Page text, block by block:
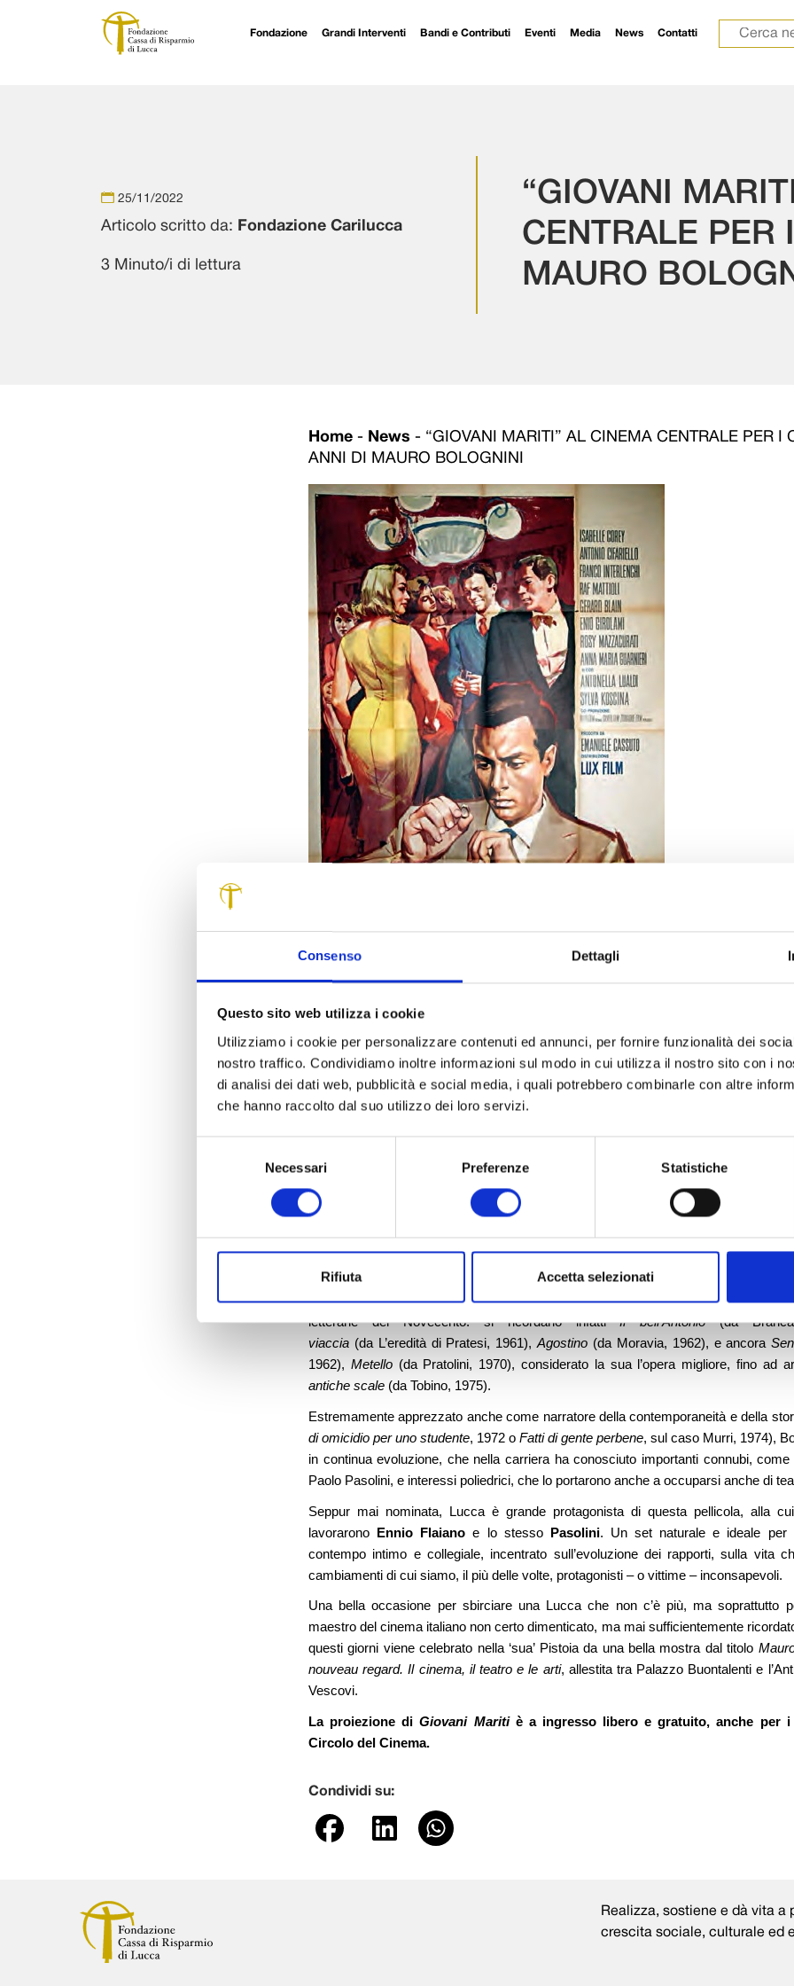
Consenso Dettagli
Questo sito web utilizza i cookie
Utilizziamo i cookie per personalizzare contenuti ed annunci, per fornire funzionalità dei
nostro traffico. Condividiamo inoltre informazioni sul modo in cui utilizza il nostro sito con i
di analisi dei dati web, pubblicità e social media, i quali potrebbero combinarle con altre
che hanno raccolto dal suo utilizzo dei loro servizi.
Necessari Preferenze Statistiche
Rifiuta Accetta selezionati
Navigazione principale
Fondazione Grandi Interventi Bandi e Contributi Eventi Media News Contatti Ricerca
25/11/2022
Articolo scritto da: Fondazione Carilucca
3 Minuto/i di lettura
“GIOVANI
CENTRALE PER
MAURO
Home - News - “GIOVANI MARITI” AL CINEMA CENTRALE PER I
ANNI DI MAURO BOLOGNINI
In una Lucca di fine anni Cinquanta incontriamo Antonio, Ettore, Franco, Giulio e
quattro amici inseparabili protagonisti del film
Giovani mariti
che verrà proiettato
giovedì 1 dicembre al Cinema Centrale
, alle ore 21, per celebrare i 100 anni dalla
regista, il pistoiese
Mauro Bolognini
La pellicola, datata 1958, che si aggiudicò tra l’altro al Festival di Cannes di
la miglior sceneggiatura, è un ritratto malinconico dell’evoluzione dei rapporti tra
semplice riconoscere gli scorci di Lucca.
L’evento, nato da un’idea del Professor in collaborazione
in sala un film decisamente singolare, in cui Bolognini si avventura al di fuori della
“comfort zone”.
Il regista è infatti per lo più ricordato per aver ‘tradotto’ abilmente sul grande
letterarie del Novecento: si ricordano infattiIl bell’Antonio(da
viaccia (da L’eredità di Pratesi, 1961),Agostino (da Moravia, 1962), e ancora
1962), Metello(da Pratolini, 1970), considerato la sua l’opera migliore, fino ad
antiche scale (da Tobino, 1975).
Estremamente apprezzato anche come narratore della contemporaneità e della
di omicidio per uno studente, 1972 o Fatti di gente perbene, sul caso Murri, 1974),
in continua evoluzione, che nella carriera ha conosciuto importanti connubi,
Paolo Pasolini, e interessi poliedrici, che lo portarono anche a occuparsi anche di
Seppur mai nominata, Lucca è grande protagonista di questa pellicola, alla
lavorarono
Ennio Flaiano e lo stesso Pasolini. Un set naturale e ideale per
contempo intimo e collegiale, incentrato sull’evoluzione dei rapporti, sulla vita
cambiamenti di cui siamo, il più delle volte, protagonisti – o vittime – inconsapevoli.
Una bella occasione per sbirciare una Lucca che non c’è più, ma soprattutto
maestro del cinema italiano non certo dimenticato, ma mai sufficientemente
questi giorni viene celebrato nella ‘sua’ Pistoia da una bella mostra dal titolo
nouveau regard. Il cinema, il teatro e le arti, allestita tra Palazzo Buontalenti e
Vescovi.
La proiezione diGiovani Maritiè a ingresso libero e gratuito, anche per i
Circolo del Cinema.
Condividi su:
Realizza, sostiene e dà vita
crescita sociale, culturale ed